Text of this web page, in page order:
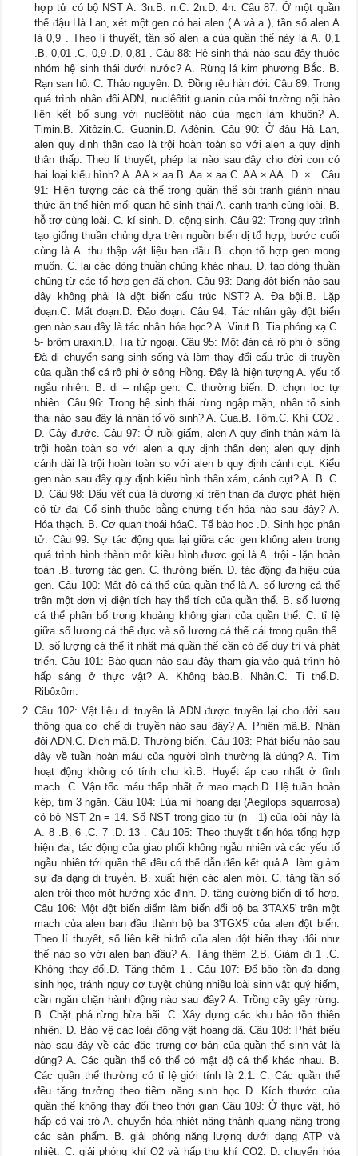
hợp tử có bộ NST A. 3n.B. n.C. 2n.D. 4n. Câu 87: Ở một quần
thể đậu Hà Lan, xét một gen có hai alen ( A và a ), tần số alen A
là 0,9 . Theo lí thuyết, tần số alen a của quần thể này là A. 0,1
.B. 0,01 .C. 0,9 .D. 0,81 . Câu 88: Hệ sinh thái nào sau đây thuộc
nhóm hệ sinh thái dưới nước? A. Rừng lá kim phương Bắc. B.
Rạn san hô. C. Thảo nguyên. D. Đồng rêu hàn đới. Câu 89: Trong
quá trình nhân đôi ADN, nuclêôtit guanin của môi trường nội bào
liên kết bổ sung với nuclêôtit nào của mạch làm khuôn? A.
Timin.B. Xitôzin.C. Guanin.D. Ađênin. Câu 90: Ở đậu Hà Lan,
alen quy định thân cao là trội hoàn toàn so với alen a quy định
thân thấp. Theo lí thuyết, phép lai nào sau đây cho đời con có
hai loại kiểu hình? A. AA × aa.B. Aa × aa.C. AA × AA. D. × . Câu
91: Hiện tượng các cá thể trong quần thể sói tranh giành nhau
thức ăn thể hiện mối quan hệ sinh thái A. cạnh tranh cùng loài. B.
hỗ trợ cùng loài. C. kí sinh. D. cộng sinh. Câu 92: Trong quy trình
tạo giống thuần chủng dựa trên nguồn biến dị tổ hợp, bước cuối
cùng là A. thu thập vật liệu ban đầu B. chọn tổ hợp gen mong
muốn. C. lai các dòng thuần chủng khác nhau. D. tạo dòng thuần
chủng từ các tổ hợp gen đã chọn. Câu 93: Dạng đột biến nào sau
đây không phải là đột biến cấu trúc NST? A. Đa bội.B. Lặp
đoạn.C. Mất đoạn.D. Đảo đoạn. Câu 94: Tác nhân gây đột biến
gen nào sau đây là tác nhân hóa học? A. Virut.B. Tia phóng xạ.C.
5- brôm uraxin.D. Tia tử ngoại. Câu 95: Một đàn cá rô phi ở sông
Đà di chuyển sang sinh sống và làm thay đổi cấu trúc di truyền
của quần thể cá rô phi ở sông Hồng. Đây là hiện tượng A. yếu tố
ngẳu nhiên. B. di – nhập gen. C. thường biến. D. chọn lọc tự
nhiên. Câu 96: Trong hệ sinh thái rừng ngập mặn, nhân tố sinh
thái nào sau đây là nhân tố vô sinh? A. Cua.B. Tôm.C. Khí CO2 .
D. Cây đước. Câu 97: Ở ruồi giấm, alen A quy định thân xám là
trội hoàn toàn so với alen a quy định thân đen; alen quy định
cánh dài là trội hoàn toàn so với alen b quy định cánh cụt. Kiểu
gen nào sau đây quy định kiểu hình thân xám, cánh cụt? A. B. C.
D. Câu 98: Dấu vết của lá dương xỉ trên than đá được phát hiện
có từ đại Cổ sinh thuộc bằng chứng tiến hóa nào sau đây? A.
Hóa thạch. B. Cơ quan thoái hóaC. Tế bào học .D. Sinh học phân
tử. Câu 99: Sự tác động qua lại giữa các gen không alen trong
quá trình hình thành một kiều hình được gọi là A. trội - lặn hoàn
toàn .B. tương tác gen. C. thường biến. D. tác động đa hiệu của
gen. Câu 100: Mật độ cá thể của quần thể là A. số lượng cá thể
trên một đơn vị diện tích hay thể tích của quần thể. B. số lượng
cá thể phân bố trong khoảng không gian của quần thể. C. tỉ lệ
giữa số lượng cá thể đực và số lượng cá thể cái trong quần thể.
D. số lượng cá thể ít nhất mà quần thể cần có để duy trì và phát
triển. Câu 101: Bào quan nào sau đây tham gia vào quá trình hô
hấp sáng ở thực vật? A. Không bào.B. Nhân.C. Ti thể.D.
Ribôxôm.
Câu 102: Vật liệu di truyền là ADN được truyền lại cho đời sau
thông qua cơ chế di truyền nào sau đây? A. Phiên mã.B. Nhân
đôi ADN.C. Dịch mã.D. Thường biến. Câu 103: Phát biểu nào sau
đây về tuần hoàn máu của người bình thường là đúng? A. Tim
hoạt động không có tính chu kì.B. Huyết áp cao nhất ở tĩnh
mạch. C. Vận tốc máu thấp nhất ở mao mạch.D. Hệ tuần hoàn
kép, tim 3 ngăn. Câu 104: Lúa mì hoang dại (Aegilops squarrosa)
có bộ NST 2n = 14. Số NST trong giao từ (n - 1) của loài này là
A. 8 .B. 6 .C. 7 .D. 13 . Câu 105: Theo thuyết tiến hóa tổng hợp
hiện đại, tác động của giao phối không ngẫu nhiên và các yếu tố
ngẫu nhiên tới quần thể đều có thể dẫn đến kết quả A. làm giảm
sự đa dạng di truyè̀n. B. xuất hiện các alen mới. C. tăng tần số
alen trội theo một hướng xác định. D. tăng cường biến dị tổ hợp.
Câu 106: Một đột biến điểm làm biến đổi bộ ba 3'TAX5' trên một
mạch của alen ban đầu thành bộ ba 3'TGX5' của alen đột biến.
Theo lí thuyết, số liên kết hiđrô của alen đột biến thay đối như
thế nào so với alen ban đầu? A. Tăng thêm 2.B. Giảm đi 1 .C.
Không thay đổi.D. Tăng thêm 1 . Câu 107: Để bảo tồn đa dạng
sinh học, tránh nguy cơ tuyệt chủng nhiều loài sinh vật quý hiếm,
cần ngăn chặn hành động nào sau đây? A. Trồng cây gây rừng.
B. Chặt phá rừng bừa bãi. C. Xây dựng các khu bảo tồn thiên
nhiên. D. Bảo vệ các loài động vật hoang dã. Câu 108: Phát biểu
nào sau đây về các đặc trưng cơ bản của quần thể sinh vật là
đúng? A. Các quần thế có thể có mật độ cá thể khác nhau. B.
Các quần thể thường có tỉ lệ giới tính là 2:1. C. Các quần thể
đều tăng trưởng theo tiềm năng sinh học D. Kích thước của
quần thể không thay đổi theo thời gian Câu 109: Ở thực vật, hô
hấp có vai trò A. chuyển hóa nhiệt năng thành quang năng trong
các sản phẩm. B. giải phóng năng lượng dưới dạng ATP và
nhiệt. C. giải phóng khí O2 và hấp thu khí CO2. D. chuyển hóa